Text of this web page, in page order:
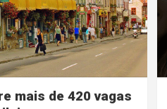
mais de 420 vagas